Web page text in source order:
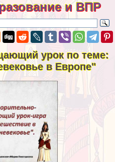
и ВПР
урок по теме:
в Европе"